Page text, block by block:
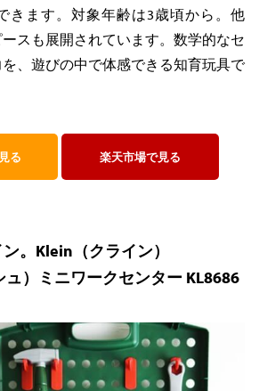
きます。対象年齢は3歳頃から。他
スも展開されています。数学的なセ
、遊びの中で体感できる知育玩具で
る 楽天市場で見る
。Klein（クライン）
ュ）ミニワークセンター KL8686